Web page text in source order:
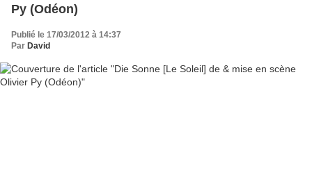
Py (Odéon)
Publié le 17/03/2012 à 14:37
Par David